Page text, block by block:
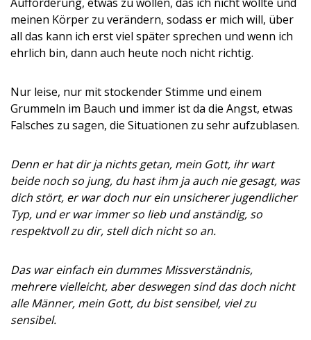
meinen Körper zu verändern, sodass er mich will, über
all das kann ich erst viel später sprechen und wenn ich
ehrlich bin, dann auch heute noch nicht richtig.
Nur leise, nur mit stockender Stimme und einem
Grummeln im Bauch und immer ist da die Angst, etwas
Falsches zu sagen, die Situationen zu sehr aufzublasen.
Denn er hat dir ja nichts getan, mein Gott, ihr wart
beide noch so jung, du hast ihm ja auch nie gesagt, was
dich stört, er war doch nur ein unsicherer jugendlicher
Typ, und er war immer so lieb und anständig, so
respektvoll zu dir, stell dich nicht so an.
Das war einfach ein dummes Missverständnis,
mehrere vielleicht, aber deswegen sind das doch nicht
alle Männer, mein Gott, du bist sensibel, viel zu
sensibel.